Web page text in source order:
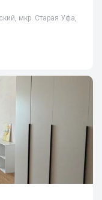
мкр. Старая Уфа,